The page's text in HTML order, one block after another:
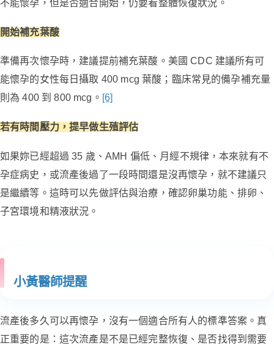
不能懷孕，但是否適合開始，仍要看整體恢復狀況。
開始補充葉酸
準備再次懷孕時，建議提前補充葉酸。美國 CDC 建議所有可
能懷孕的女性每日攝取 400 mcg 葉酸；臨床常見的備孕補充量
則為 400 到 800 mcg。 [6]
若有時間壓力，提早做生殖評估
如果妳已經超過 35 歲、AMH 偏低、月經不規律，本來就有不
孕症病史，或流產後過了一段時間還是沒再懷孕，就不建議只
是繼續等。這時可以先做評估與治療，確認卵巢功能、排卵、
子宮環境和精液狀況。
小黃醫師提醒
流產後多久可以再懷孕，沒有一個適合所有人的標準答案。真
正重要的是：這次流產是不是已經完整恢復、是否找得到需要